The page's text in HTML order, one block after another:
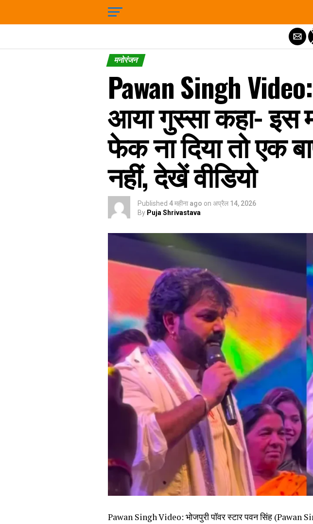
मनोरंजन
Pawan Singh
आया गुस्सा कहा- इस
फेक ना दिया तो एक
नहीं, देखें वीडियो
Published 4 महीना ago on अप्रैल 14, 2026
By Puja Shrivastava
Pawan Singh Video: भोजपुरी पॉवर स्टार पवन सिंह (Pawan
Exit